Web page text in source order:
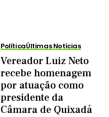
PolíticaÚltimas Notícias
Vereador Luiz Neto
recebe homenagem
por atuação como
presidente da
Câmara de Quixadá